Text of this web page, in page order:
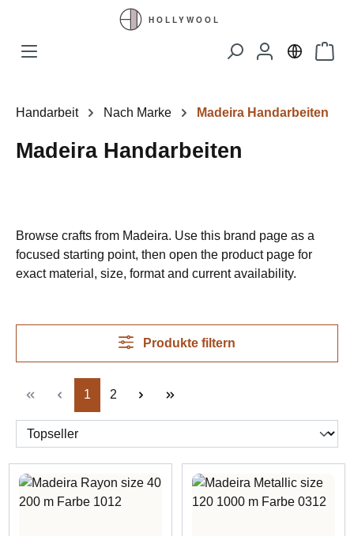
Zum Hauptinhalt springen
Handarbeit Nach Marke Madeira Handarbeiten
Madeira Handarbeiten
Browse crafts from Madeira. Use this brand page as a
focused starting point, then open the product page for
exact material, size, format and current availability.
Produkte filtern
Seite
1 Seite
2